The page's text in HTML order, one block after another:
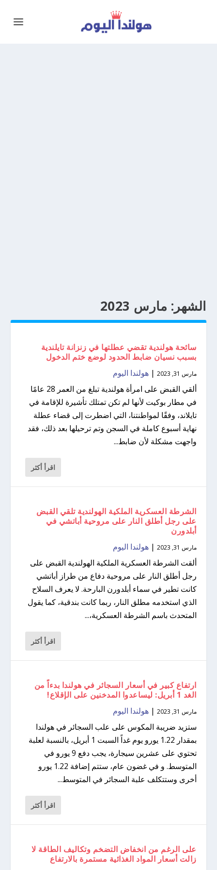
الشهر: مارس 2023
سائحة هولندية تقضي عطلتها في زنزانة تايلندية
بسبب نسيان ضابط الحدود لوضع ختم الدخول
مارس 31, 2023 |هولندا اليوم
ألقي القبض على امرأة هولندية تبلغ من العمر 28 عامًا
في مطار بوكيت لأنها لم تكن تمتلك تأشيرة للإقامة في
تايلاند، وفقًا لمواطنتنا، التي اضطرت إلى قضاء عطلة
نهاية أسبوع كاملة في السجن وتم ترحيلها بعد ذلك، فقد
واجهت مشكلة لأن ضابط...
اقرأ أكثر
الشرطة العسكرية الملكية الهولندية تلقي القبض
على رجل أطلق النار على مروحية أباتشي في
أبلدورن
مارس 31, 2023 |هولندا اليوم
ألقت الشرطة العسكرية الملكية الهولندية القبض على
رجل أطلق النار على مروحية دفاع من طراز أباتشي
كانت تطير في سماء أبلدورن البارحة. لا يعرف السلاح
الذي استخدمه مطلق النار، ربما كانت بندقية، كما يقول
المتحدث باسم الشرطة العسكرية،...
اقرأ أكثر
ارتفاع كبير في أسعار السجائر في هولندا بدءاً من
الغد 1 أبريل: ليساعدوا المدخنين على الإقلاع!
مارس 31, 2023 |هولندا اليوم
ستزيد ضريبة المكوس على علب السجائر في هولندا
بمقدار 1.22 يورو يوم غداً السبت 1 أبريل، بالنسبة لعلبة
تحتوي على عشرين سيجارة، يجب دفع 9 يورو في
المتوسط. و في غضون عام، ستتم إضافة 1.22 يورو
أخرى وستتكلف علبة السجائر في المتوسط...
اقرأ أكثر
على الرغم من انخفاض التضخم وتكاليف الطاقة لا
زالت أسعار المواد الغذائية مستمرة بالارتفاع